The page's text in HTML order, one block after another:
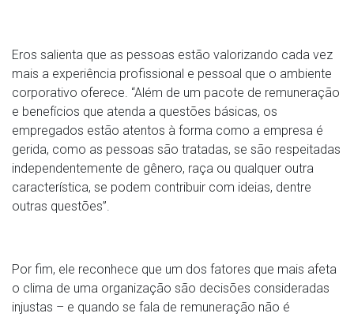
Eros salienta que as pessoas estão valorizando cada vez
mais a experiência profissional e pessoal que o ambiente
corporativo oferece. “Além de um pacote de remuneração
e benefícios que atenda a questões básicas, os
empregados estão atentos à forma como a empresa é
gerida, como as pessoas são tratadas, se são respeitadas
independentemente de gênero, raça ou qualquer outra
característica, se podem contribuir com ideias, dentre
outras questões”.
Por fim, ele reconhece que um dos fatores que mais afeta
o clima de uma organização são decisões consideradas
injustas – e quando se fala de remuneração não é